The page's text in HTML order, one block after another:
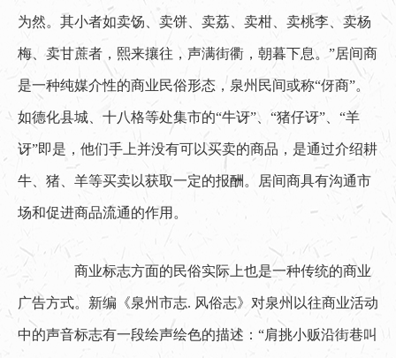
为然。其小者如卖饧、卖饼、卖荔、卖柑、卖桃李、卖杨
梅、卖甘蔗者，熙来攘往，声满街衢，朝暮下息。”居间商
是一种纯媒介性的商业民俗形态，泉州民间或称“伢商”。
如德化县城、十八格等处集市的“牛讶”、“猪仔讶”、“羊
讶”即是，他们手上并没有可以买卖的商品，是通过介绍耕
牛、猪、羊等买卖以获取一定的报酬。居间商具有沟通市
场和促进商品流通的作用。
商业标志方面的民俗实际上也是一种传统的商业
广告方式。新编《泉州市志. 风俗志》对泉州以往商业活动
中的声音标志有一段绘声绘色的描述：“肩挑小贩沿街巷叫